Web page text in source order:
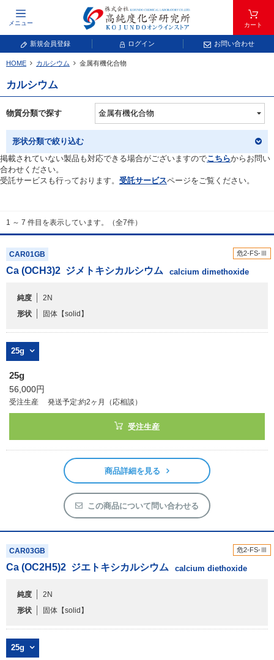
メニュー カート
新規会員登録 ログイン お問い合わせ
元素記号で検索する
元素周期表をタップすると、拡大表示されます。拡大した表から元素記号をタップ
し、一覧へ移動してください。
常温常圧で気体であり、弊社では取り扱いしておりません。
放射性元素または人工元素であり、弊社では取り扱いしておりません。
キーワードで検索する
CAS番号で検索
カテゴリで検索する
アウトレット
化学教材・オリジナルグッズ
HOME カルシウム 金属有機化合物
カルシウム
物質分類で探す
形状分類で絞り込む
掲載されていない製品も対応できる場合がございますのでこちらからお問い
合わせください。
受託サービスも行っております。 受託サービスページをご覧ください。
1 ～ 7 件目を表示しています。（全7件）
危2-FS-Ⅲ
CAR01GB
Ca (OCH3)2 ジメトキシカルシウム calcium dimethoxide
純度
2N
形状
固体 【solid】
25g
25g
56,000円
受注生産 発送予定:約2ヶ月（応相談）
受注生産
商品詳細を見る
この商品について問い合わせる
危2-FS-Ⅲ
CAR03GB
Ca (OC2H5)2 ジエトキシカルシウム calcium diethoxide
純度
2N
形状
固体 【solid】
25g